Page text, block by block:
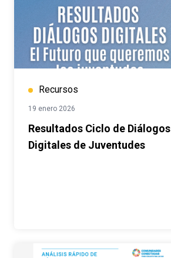
Recursos
19 enero 2026
Resultados Ciclo de Diálogos
Digitales de Juventudes